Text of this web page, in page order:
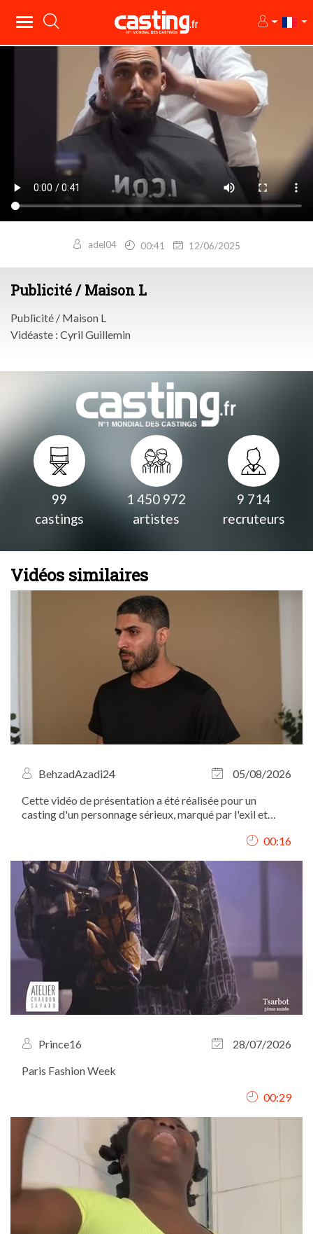
adel04 00:41 12/06/2025
Publicité / Maison L
Publicité / Maison L
Vidéaste : Cyril Guillemin
99
castings
1 450 972
artistes
9 714
recruteurs
Vidéos similaires
BehzadAzadi24
05/08/2026
Cette vidéo de présentation a été réalisée pour un
casting d'un personnage sérieux, marqué par l'exil et
00:16
Prince16
28/07/2026
Paris Fashion Week
00:29